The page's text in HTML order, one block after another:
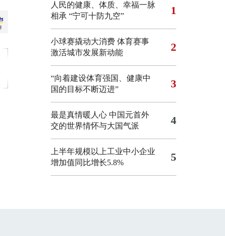
人民的健康、体质、幸福一脉
相承 “宁可十防九空” 1
小球赛撬动大消费 体育赛事
激活城市发展新动能
2
“向着建设体育强国、健康中
国的目标不断迈进”
3
最是真情暖人心 中国元首外
交的世界情怀与大国气派
4
上半年规模以上工业中小企业
增加值同比增长5.8%
5